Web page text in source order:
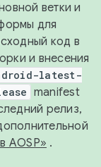
ветки и
для
код в
и внесения
latest-
manifest
релиз,
AOSP» .